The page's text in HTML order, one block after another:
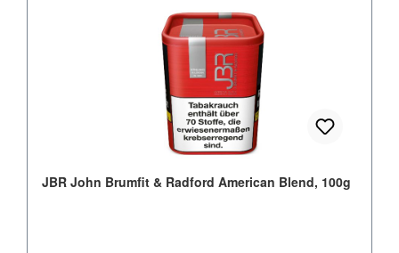
JBR John Brumfit & Radford American Blend, 100g